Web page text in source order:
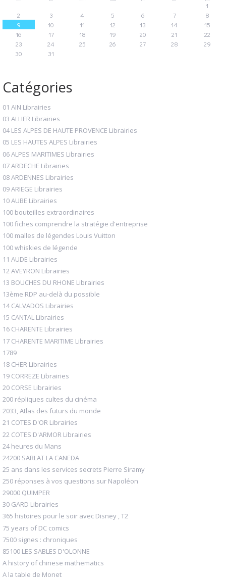
1
2
3 4 5 6 7
8
9
10 11 12 13 14
15
16
17 18 19 20 21
22
23
24 25 26 27 28
29
30
31
Catégories
01 AIN Librairies
03 ALLIER Librairies
04 LES ALPES DE HAUTE PROVENCE Librairies
05 LES HAUTES ALPES Librairies
06 ALPES MARITIMES Librairies
07 ARDECHE Librairies
08 ARDENNES Librairies
09 ARIEGE Librairies
10 AUBE Librairies
100 bouteilles extraordinaires
100 fiches comprendre la stratégie d'entreprise
100 malles de légendes Louis Vuitton
100 whiskies de légende
11 AUDE Librairies
12 AVEYRON Librairies
13 BOUCHES DU RHONE Librairies
13ème RDP au-delà du possible
14 CALVADOS Librairies
15 CANTAL Librairies
16 CHARENTE Librairies
17 CHARENTE MARITIME Librairies
1789
18 CHER Librairies
19 CORREZE Librairies
20 CORSE Librairies
200 répliques cultes du cinéma
2033, Atlas des futurs du monde
21 COTES D'OR Librairies
22 COTES D'ARMOR Librairies
24 heures du Mans
24200 SARLAT LA CANEDA
25 ans dans les services secrets Pierre Siramy
250 réponses à vos questions sur Napoléon
29000 QUIMPER
30 GARD Librairies
365 histoires pour le soir avec Disney , T2
75 years of DC comics
7500 signes : chroniques
85100 LES SABLES D'OLONNE
A history of chinese mathematics
A la table de Monet